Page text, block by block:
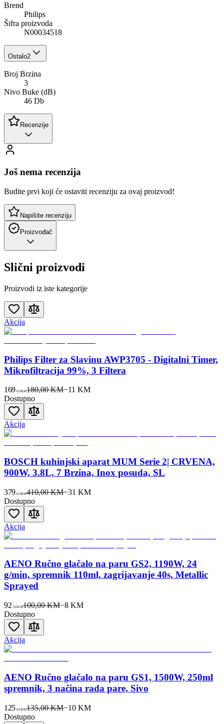
Brend
Philips
Šifra proizvoda
N00034518
Ostalo2
Broj Brzina
3
Nivo Buke (dB)
46 Db
Recenzije
Još nema recenzija
Budite prvi koji će ostaviti recenziju za ovaj proizvod!
Napišite recenziju
Proizvođač
Slični proizvodi
Proizvodi iz iste kategorije
Akcija
Philips Filter za Slavinu AWP3705 - Digitalni Timer,
Mikrofiltracija 99%, 3 Filtera
169 00KM180,00 KM−11 KM
Dostupno
Akcija
BOSCH kuhinjski aparat MUM Serie 2| CRVENA,
900W, 3.8L, 7 Brzina, Inox posuda, SL
379 00KM410,00 KM−31 KM
Dostupno
Akcija
AENO Ručno glačalo na paru GS2, 1190W, 24
g/min, spremnik 110ml, zagrijavanje 40s, Metallic
Sprayed
92 50KM100,00 KM−8KM
Dostupno
Akcija
AENO Ručno glačalo na paru GS1, 1500W, 250ml
spremnik, 3 načina rada pare, Sivo
125 00KM135,00 KM−10 KM
Dostupno